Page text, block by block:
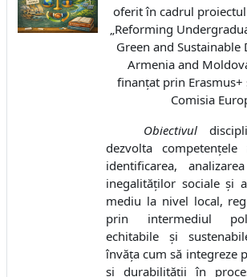
oferit în cadrul
„Reforming
Green and
Armenia and
finanțat prin Erasmus+
Comisia
Obiectivul
dezvolta competențele
identificarea,
inegalităților sociale și
mediu la nivel local,
prin intermediul
echitabile și
învăța cum să integreze
și durabilității în